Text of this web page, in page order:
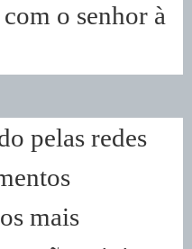
o senhor à
pelas redes
mais